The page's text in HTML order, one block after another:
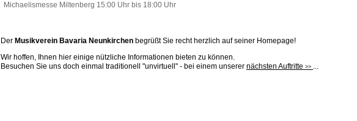
Michaelismesse Miltenberg 15:00 Uhr bis 18:00 Uhr
Der Musikverein Bavaria Neunkirchen begrüßt Sie recht herzlich auf seiner Homepage!
Wir hoffen, Ihnen hier einige nützliche Informationen bieten zu können.
Besuchen Sie uns doch einmal traditionell "unvirtuell" - bei einem unserer nächsten Auftritte >> ...